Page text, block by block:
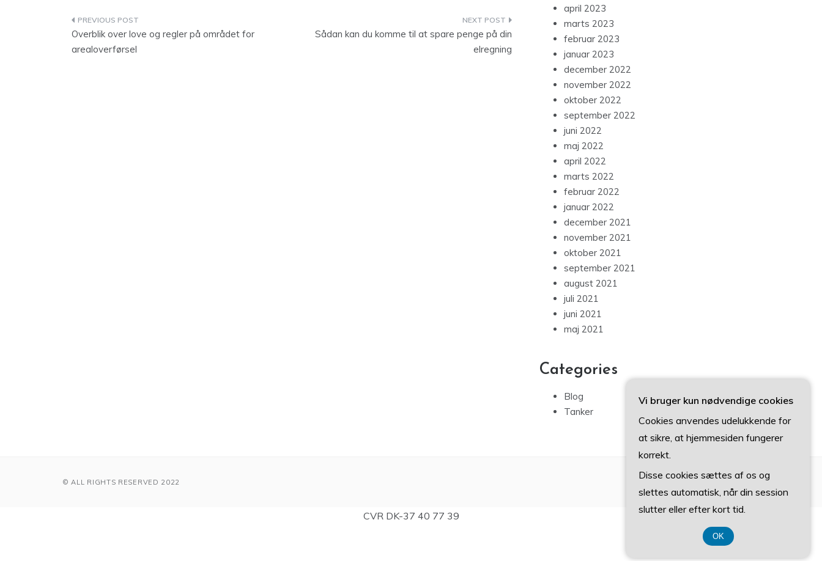
Indlægsnavigation
Overblik over love og regler på området for
arealoverførsel
Sådan kan du komme til at spare penge på din
elregning
april 2023
marts 2023
februar 2023
januar 2023
december 2022
november 2022
oktober 2022
september 2022
juni 2022
maj 2022
april 2022
marts 2022
februar 2022
januar 2022
december 2021
november 2021
oktober 2021
september 2021
august 2021
juli 2021
juni 2021
maj 2021
Categories
Blog
Tanker
© ALL RIGHTS RESERVED 2022
CVR DK-37 40 77 39
Vi bruger kun nødvendige cookies
Cookies anvendes udelukkende for
at sikre, at hjemmesiden fungerer
korrekt.
Disse cookies sættes af os og
slettes automatisk, når din session
slutter eller efter kort tid.
OK